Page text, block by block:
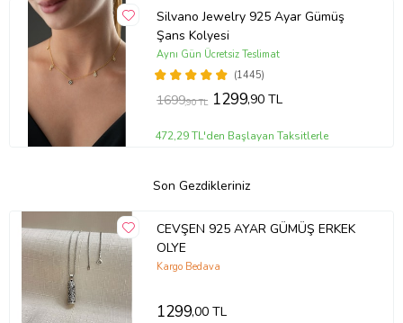
Silvano Jewelry 925 Ayar Gümüş
Şans Kolyesi
(1445)
Aynı Gün Ücretsiz Teslimat
1699,90 TL 1299,90 TL
472,29 TL'den Başlayan Taksitlerle
Son Gezdikleriniz
CEVŞEN 925 AYAR GÜMÜŞ ERKEK
OLYE
Kargo Bedava
1299,00 TL